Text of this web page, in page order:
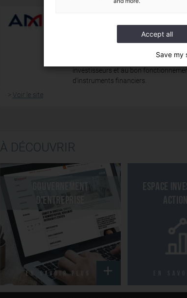
public indépendant, doté de la
disposant d'une autonomie financière,
missions de veiller à la protection de
dans les instruments financiers, à
investisseurs et au bon
d'instruments financiers.
> Voir le site
À DÉCOUVRIR
Gouvernement
d'entreprise
EN SAVOIR PLUS
Accept all
Save my